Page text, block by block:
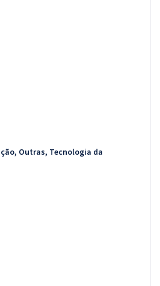
Outras, Tecnologia da